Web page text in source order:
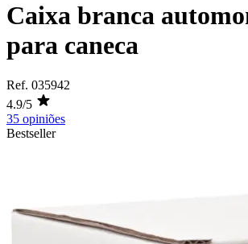
Caixa branca
para caneca
Ref. 035942
4.9/5
35 opiniões
Bestseller